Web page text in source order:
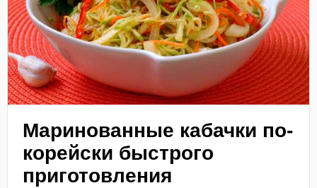
Маринованные кабачки по-
корейски быстрого
приготовления